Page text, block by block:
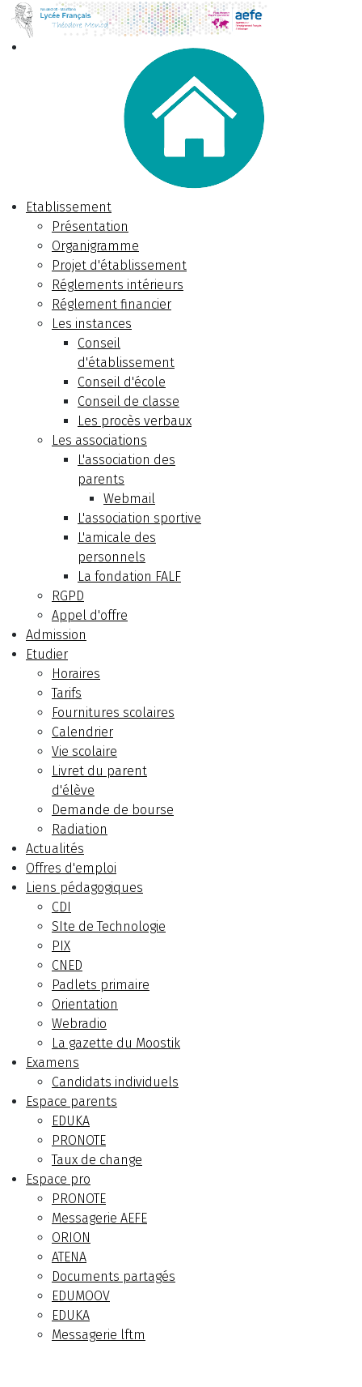
Etablissement
Présentation
Organigramme
Projet d'établissement
Réglements intérieurs
Réglement financier
Les instances
Conseil
d'établissement
Conseil d'école
Conseil de classe
Les procès verbaux
Les associations
L'association des
parents
Webmail
L'association sportive
L'amicale des
personnels
La fondation FALF
RGPD
Appel d'offre
Admission
Etudier
Horaires
Tarifs
Fournitures scolaires
Calendrier
Vie scolaire
Livret du parent
d'élève
Demande de bourse
Radiation
Actualités
Offres d'emploi
Liens pédagogiques
CDI
SIte de Technologie
PIX
CNED
Padlets primaire
Orientation
Webradio
La gazette du Moostik
Examens
Candidats individuels
Espace parents
EDUKA
PRONOTE
Taux de change
Espace pro
PRONOTE
Messagerie AEFE
ORION
ATENA
Documents partagés
EDUMOOV
EDUKA
Messagerie lftm